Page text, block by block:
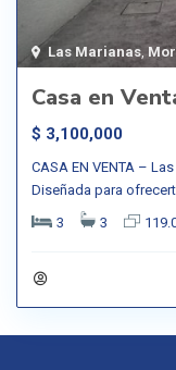
Las Marianas
Casa en
$ 3,100,000
CASA EN VENTA –
Diseñada para
3
3